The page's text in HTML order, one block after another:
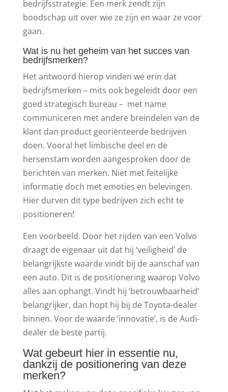
bedrijfsstrategie. Een merk zendt zijn
boodschap uit over wie ze zijn en waar ze voor
gaan.
Wat is nu het geheim van het succes van
bedrijfsmerken?
Het antwoord hierop vinden we erin dat
bedrijfsmerken – mits ook begeleidt door een
goed strategisch bureau – met name
communiceren met andere breindelen van de
klant dan product georiënteerde bedrijven
doen. Vooral het limbische deel en de
hersenstam worden aangesproken door de
berichten van merken. Niet met feitelijke
informatie doch met emoties en belevingen.
Hier durven dit type bedrijven zich echt te
positioneren!
Een voorbeeld. Door het rijden van een Volvo
draagt de eigenaar uit dat hij ‘veiligheid’ de
belangrijkste waarde vindt bij de aanschaf van
een auto. Dit is de positionering waarop Volvo
alles aan ophangt. Vindt hij ‘betrouwbaarheid’
belangrijker, dan hopt hij bij de Toyota-dealer
binnen. Voor de waarde ‘innovatie’, is de Audi-
dealer de beste partij.
Wat gebeurt hier in essentie nu,
dankzij de positionering van deze
merken?